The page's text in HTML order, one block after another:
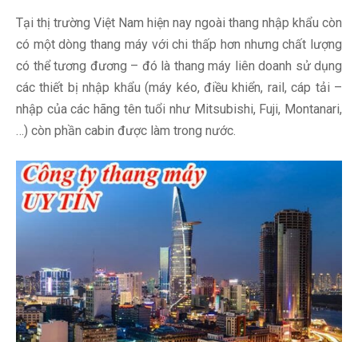
Tại thị trường Việt Nam hiện nay ngoài thang nhập khẩu còn
có một dòng thang máy với chi thấp hơn nhưng chất lượng
có thể tương đương – đó là thang máy liên doanh sử dụng
các thiết bị nhập khẩu (máy kéo, điều khiển, rail, cáp tải –
nhập của các hãng tên tuổi như Mitsubishi, Fuji, Montanari,
…) còn phần cabin được làm trong nước.